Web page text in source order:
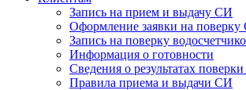
Запись на прием и выдачу СИ
Оформление заявки на
Запись на поверку
Информация о готовности
Сведения о результатах
Правила приема и выдачи СИ